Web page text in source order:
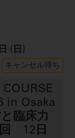
(日)
キャンセル待ち
in Osaka
臨床力
12日